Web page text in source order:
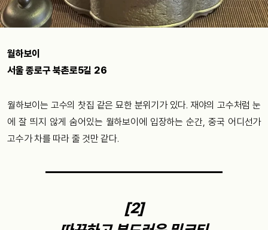
월하보이
서울 종로구 북촌로5길 26
월하보이는 고수의 찻집 같은 묘한 분위기가 있다. 재야의 고수처럼 눈
에 잘 띄지 않게 숨어있는 월하보이에 입장하는 순간, 중국 어디선가
고수가 차를 따라 줄 것만 같다.
[2]